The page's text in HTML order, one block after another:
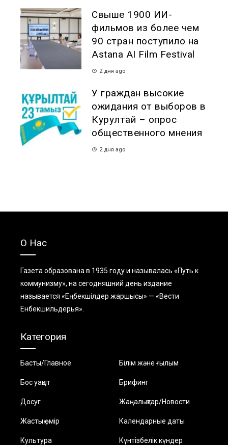
Свыше 1900 ИИ-
фильмов из более чем
90 стран поступило на
Astana AI Film Festival
2 дня ago
У граждан высокие
ожидания от выборов в
Курултай – опрос
общественного мнения
2 дня ago
О Нас
Газета образована в 1935 году и называлась «Путь к
коммунизму», на сегодняшний день издание
называется «Еңбекшiлдер жаршысы» — «Вести
Енбекшильдерья».
Категория
Басты/Главное Білім және ғылым
Бос уақыт Брифинг
Досуг Жаңалықтар/Новости
Жастық өмір Календарные даты
Культура Күнтізбелік күндер